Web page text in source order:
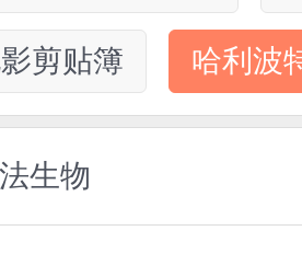
剪贴簿 哈利波
生物